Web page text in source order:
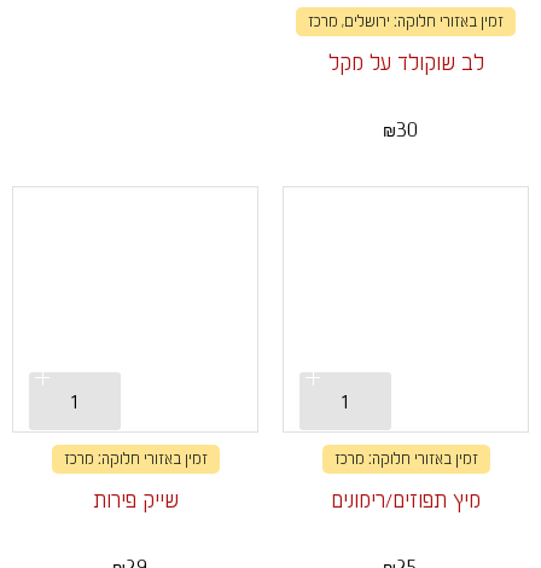
זמין באזורי חלוקה: ירושלים, מרכז
לב שוקולד על מקל
₪30
זמין באזורי חלוקה: מרכז
מיץ תפוזים/רימונים
זמין באזורי חלוקה: מרכז
שייק פירות